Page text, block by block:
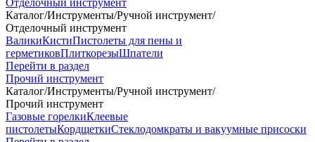
Отделочный инструмент
Каталог/Инструменты/Ручной инструмент/
Отделочный инструмент
ВаликиКистиПистолеты для пены и
герметиковПлиткорезыШпатели
Перейти в раздел
Прочий инструмент
Каталог/Инструменты/Ручной инструмент/
Прочий инструмент
Газовые горелкиКлеевые
пистолетыКордщеткиСтеклодомкраты и вакуумные присоски